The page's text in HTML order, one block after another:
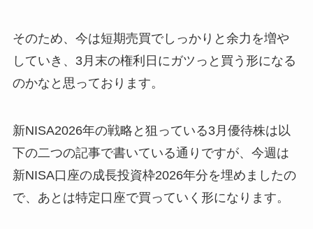
そのため、今は短期売買でしっかりと余力を増や
していき、3月末の権利日にガツっと買う形になる
のかなと思っております。
新NISA2026年の戦略と狙っている3月優待株は以
下の二つの記事で書いている通りですが、今週は
新NISA口座の成長投資枠2026年分を埋めましたの
で、あとは特定口座で買っていく形になります。